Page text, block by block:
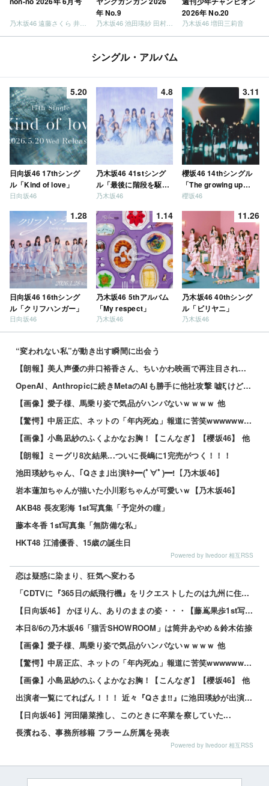
乃木坂46 遠藤さくら 井上和 / 日向坂46 小坂菜緒
年 No.9
乃木坂46 池田瑛紗 田村真佑
2026年 No.20
乃木坂46 増田三莉音
シングル・アルバム
5.20
日向坂46 17thシング
ル「Kind of love」
日向坂46
4.8
乃木坂46 41stシング
ル「最後に階段を駆け
上がったのはいつ
乃木坂46
3.11
櫻坂46 14thシングル
「The growing up
train」
櫻坂46
1.28
日向坂46 16thシング
ル「クリフハンガー」
日向坂46
1.14
乃木坂46 5thアルバム
「My respect」
乃木坂46
11.26
乃木坂46 40thシング
ル「ビリヤニ」
乃木坂46
“変われない私”が動き出す瞬間に出会う
【朗報】美人声優の井口裕香さん、ちいかわ映画で再注目されるｗｗｗｗ
OpenAI、Anthropicに続きMetaのAIも勝手に他社攻撃 嘘ξけど何これ流行ってんの？
【画像】愛子様、馬乗り姿で気品がハンパないｗｗｗｗ 他
【驚愕】中居正広、ネットの「年内死ぬ」報道に苦笑wwwwww 他
【画像】小島凪紗のふくよかなお胸！【こんなぎ】【櫻坂46】 他
【朗報】ミーグリ8次結果...ついに長嶋に1完売がつく！！！
池田瑛紗ちゃん、｢Qさま｣出演ｷﾀ━(ﾟ∀ﾟ)━!【乃木坂46】
岩本蓮加ちゃんが描いた小川彩ちゃんが可愛いｗ【乃木坂46】
AKB48 長友彩海 1st写真集「予定外の瞳」
藤本冬香 1st写真集「無防備な私」
HKT48 江浦優香、15歳の誕生日
Powered by livedoor 相互RSS
恋は疑惑に染まり、狂気へ変わる
「CDTVに『365日の紙飛行機』をリクエストしたのは九州に住む中学生」←この事実って結構デカいよな...
【日向坂46】 かほりん、ありのままの姿・・・【藤嶌果歩1st写真集】
本日8/6の乃木坂46「猫舌SHOWROOM」は筒井あやめ＆鈴木佑捺
【画像】愛子様、馬乗り姿で気品がハンパないｗｗｗｗ 他
【驚愕】中居正広、ネットの「年内死ぬ」報道に苦笑wwwwww 他
【画像】小島凪紗のふくよかなお胸！【こんなぎ】【櫻坂46】 他
出演者一覧にてれぱん！！！ 近々『Qさま!!』に池田瑛紗が出演する模様！【乃木坂46】
【日向坂46】河田陽菜推し、このときに卒業を察していた...
長濱ねる、事務所移籍 フラーム所属を発表
Powered by livedoor 相互RSS